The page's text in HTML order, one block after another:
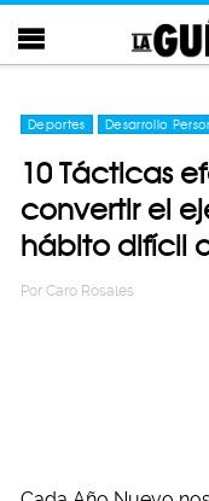
Deportes Desarrollo
10 Tácticas
convertir el
hábito difícil
Por Caro Rosales